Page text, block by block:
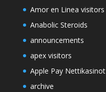
Amor en Linea visitors
Anabolic Steroids
announcements
apex visitors
Apple Pay Nettikasinot
archive